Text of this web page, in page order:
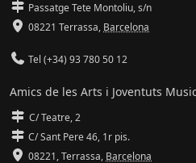
Passatge Tete Montoliu, s/n
08221 Terrassa, Barcelona
Tel (+34) 93 780 50 12
Amics de les Arts i Joventuts
C/ Teatre, 2
C/ Sant Pere 46, 1r pis.
08221,Terrassa, Barcelona